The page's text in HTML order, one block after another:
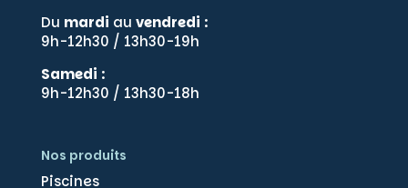
Du mardi au vendredi :
9h-12h30 / 13h30-19h
Samedi :
9h-12h30 / 13h30-18h
Nos produits
Piscines